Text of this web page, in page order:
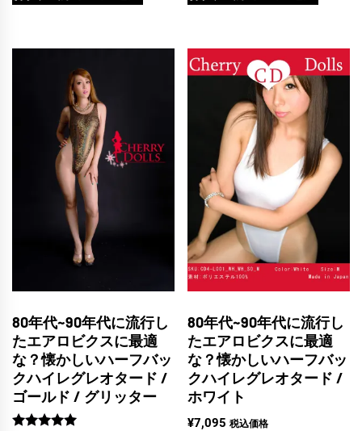
80年代~90年代に流行し
たエアロビクスに最適
な？懐かしいハーフバッ
クハイレグレオタード /
ゴールド / グリッター
80年代~90年代に流行し
たエアロビクスに最適
な？懐かしいハーフバッ
クハイレグレオタード /
ホワイト
¥7,095 税込価格